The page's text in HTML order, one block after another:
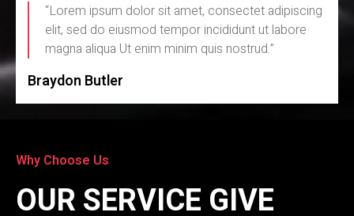
“Lorem ipsum dolor sit amet, consectet adipiscing
elit, sed do eiusmod tempor incididunt ut labore
magna aliqua Ut enim minim quis nostrud.”
Braydon Butler
Why Choose Us
OUR SERVICE GIVE